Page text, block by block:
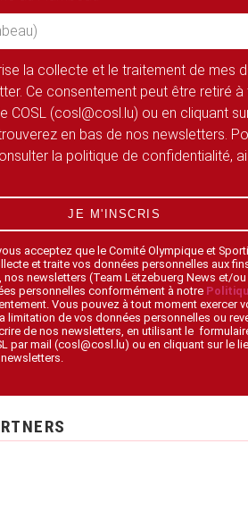
la collecte et le traitement de mes
Ce consentement peut être retiré
(cosl@cosl.lu) ou en cliquant
en bas de nos newsletters.
la politique de confidentialité,
JE M'INSCRIS
acceptez que le Comité Olympique et
et traite vos données personnelles aux
newsletters (Team Lëtzebuerg News et/
personnelles conformément à notre
Vous pouvez à tout moment exercer
limitation de vos données personnelles ou
de nos newsletters, en utilisant le
par mail (cosl@cosl.lu) ou en cliquant sur le